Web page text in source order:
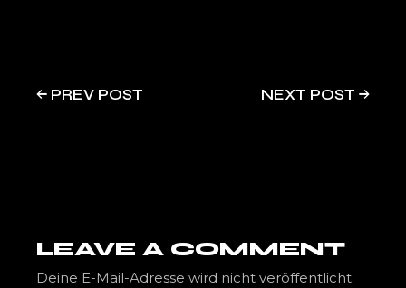
PREV POST NEXT POST
LEAVE A COMMENT
Deine E-Mail-Adresse wird nicht veröffentlicht.